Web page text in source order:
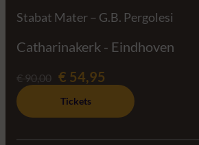
Stabat Mater – G.B. Pergolesi
Catharinakerk - Eindhoven
€ 90,00 € 54,95
Tickets